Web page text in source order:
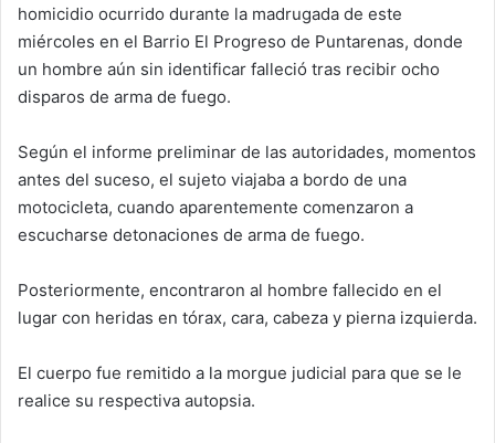
homicidio ocurrido durante la madrugada de este
miércoles en el Barrio El Progreso de Puntarenas, donde
un hombre aún sin identificar falleció tras recibir ocho
disparos de arma de fuego.
Según el informe preliminar de las autoridades, momentos
antes del suceso, el sujeto viajaba a bordo de una
motocicleta, cuando aparentemente comenzaron a
escucharse detonaciones de arma de fuego.
Posteriormente, encontraron al hombre fallecido en el
lugar con heridas en tórax, cara, cabeza y pierna izquierda.
El cuerpo fue remitido a la morgue judicial para que se le
realice su respectiva autopsia.